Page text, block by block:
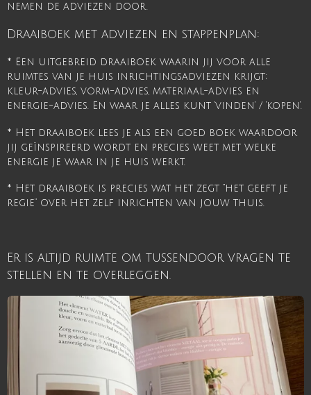
nemen de adviezen door.
Draaiboek met adviezen en stappenplan:
* Een uitgebreid draaiboek waarin jij voor alle
ruimtes van je huis inrichtingsadviezen krijgt;
kleur-advies, vorm-advies, materiaal-advies en
energie-advies. En waar je alles kunt ‘vinden’ / ‘kopen’.
* Het draaiboek lees je als een goed boek waardoor
jij geïnspireerd wordt en precies weet met welke
energie je waar in je huis werkt.
* Het draaiboek is precies wat het zegt “het geeft je
regie” over het zelf inrichten van jouw thuis.
Er is altijd ruimte om tussendoor vragen te
stellen en te overleggen.